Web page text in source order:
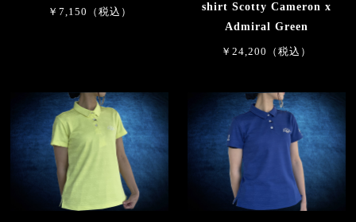
￥7,150（税込）
shirt Scotty Cameron x
Admiral Green
￥24,200（税込）